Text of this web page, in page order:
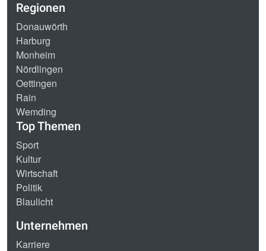
Regionen
Donauwörth
Harburg
Monheim
Nördlingen
Oettingen
Rain
Wemding
Top Themen
Sport
Kultur
Wirtschaft
Politik
Blaulicht
Unternehmen
Karriere